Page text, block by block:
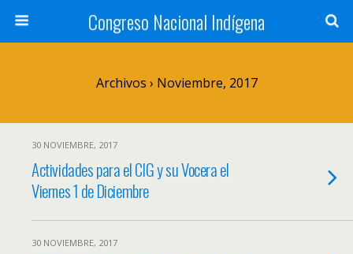
Congreso Nacional Indígena
Archivos › Noviembre, 2017
30 NOVIEMBRE, 2017
Actividades para el CIG y su Vocera el
Viernes 1 de Diciembre
30 NOVIEMBRE, 2017